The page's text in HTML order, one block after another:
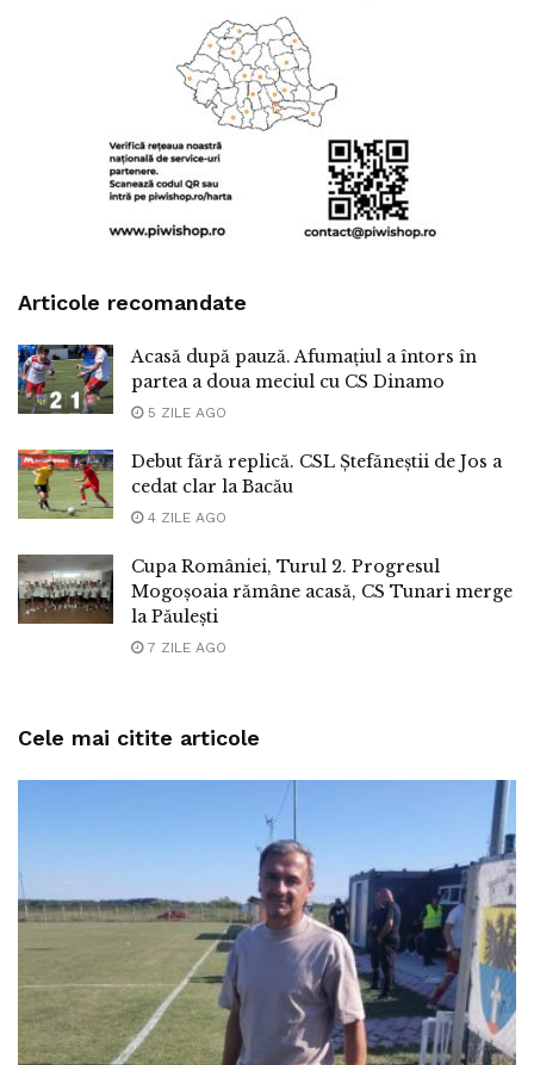
Articole recomandate
Acasă după pauză. Afumațiul a întors în
partea a doua meciul cu CS Dinamo
5 ZILE AGO
Debut fără replică. CSL Ștefăneștii de Jos a
cedat clar la Bacău
4 ZILE AGO
Cupa României, Turul 2. Progresul
Mogoșoaia rămâne acasă, CS Tunari merge
la Păulești
7 ZILE AGO
Cele mai citite articole